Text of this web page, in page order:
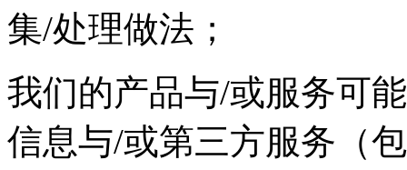
集/处理做法；
我们的产品与/或服务可
信息与/或第三方服务（